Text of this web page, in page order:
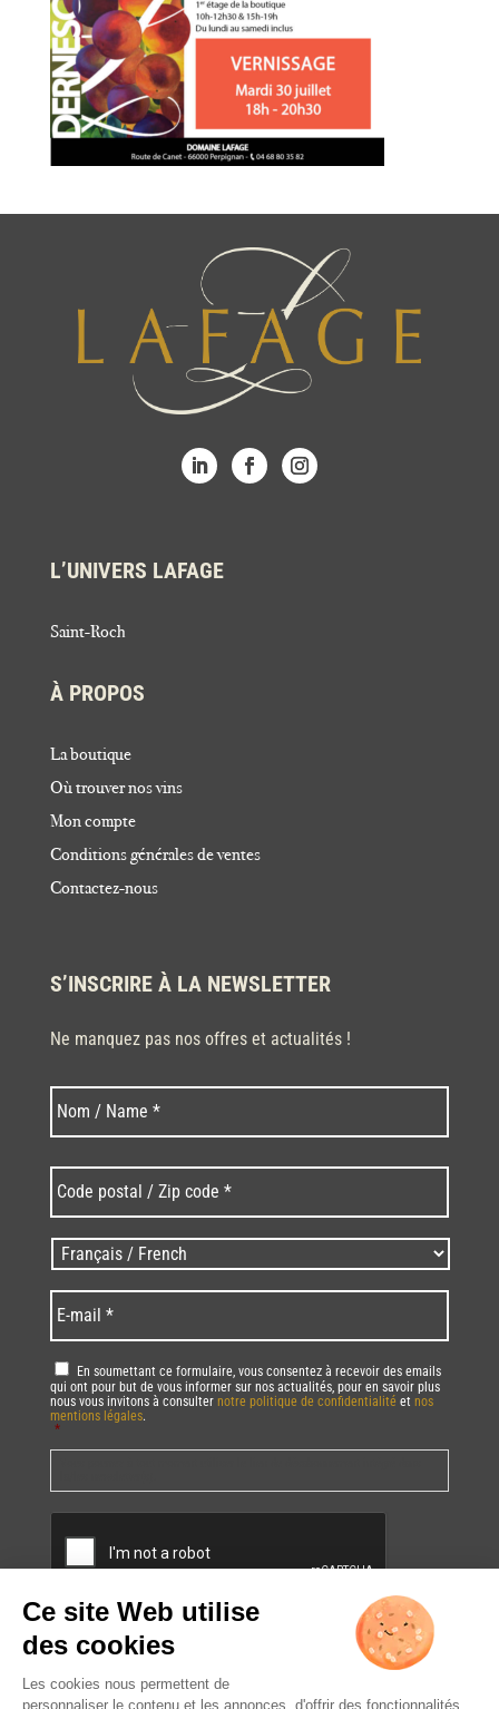
L’UNIVERS LAFAGE
Saint-Roch
À PROPOS
La boutique
Où trouver nos vins
Mon compte
Conditions générales de ventes
Contactez-nous
S’INSCRIRE À LA NEWSLETTER
Ne manquez pas nos offres et actualités !
Nom * Nom
postal
/
Zip
code
* *
Langues
/
Language *
mail *
RGPD *
En soumettant ce formulaire, vous consentez à recevoir des emails
qui ont pour but de vous informer sur nos actualités, pour en savoir plus
nous vous invitons à consulter notre politique de confidentialité et nos
mentions légales.
*